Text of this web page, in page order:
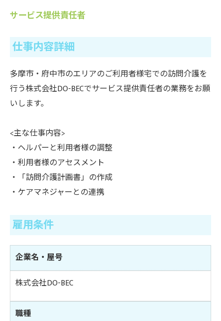
サービス提供責任者
仕事内容詳細
多摩市・府中市のエリアのご利用者様宅での訪問介護を
行う株式会社DO-BECでサービス提供責任者の業務をお願
いします。
<主な仕事内容>
・ヘルパーと利用者様の調整
・利用者様のアセスメント
・「訪問介護計画書」の作成
・ケアマネジャーとの連携
雇用条件
企業名・屋号
株式会社DO-BEC
職種